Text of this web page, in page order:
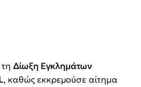
Δίωξη Εγκλημάτων
, καθώς εκκρεμούσε αίτημα